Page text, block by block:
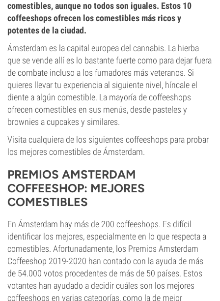
comestibles, aunque no todos son iguales. Estos 10
coffeeshops ofrecen los comestibles más ricos y
potentes de la ciudad.
Ámsterdam es la capital europea del cannabis. La hierba
que se vende allí es lo bastante fuerte como para dejar fuera
de combate incluso a los fumadores más veteranos. Si
quieres llevar tu experiencia al siguiente nivel, híncale el
diente a algún comestible. La mayoría de coffeeshops
ofrecen comestibles en sus menús, desde pasteles y
brownies a cupcakes y similares.
Visita cualquiera de los siguientes coffeeshops para probar
los mejores comestibles de Ámsterdam.
PREMIOS AMSTERDAM
COFFEESHOP: MEJORES
COMESTIBLES
En Ámsterdam hay más de 200 coffeeshops. Es difícil
identificar los mejores, especialmente en lo que respecta a
comestibles. Afortunadamente, los Premios Amsterdam
Coffeeshop 2019-2020 han contado con la ayuda de más
de 54.000 votos procedentes de más de 50 países. Estos
votantes han ayudado a decidir cuáles son los mejores
coffeeshops en varias categorías, como la de mejor